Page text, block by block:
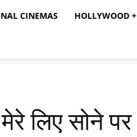
CINEMAS HOLLYWOOD +
लिए सोने पर